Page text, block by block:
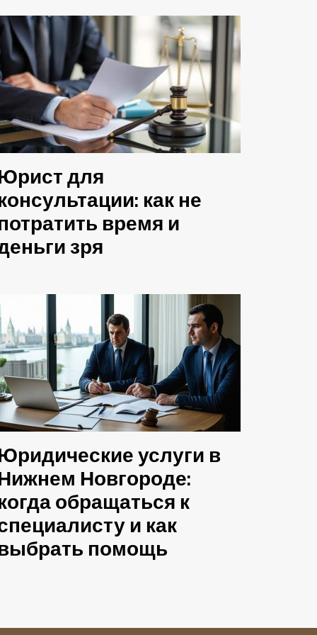
для
как не
время и
зря
услуги в
Новгороде:
обращаться к
и как
помощь